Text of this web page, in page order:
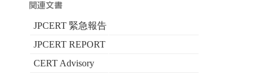
JPCERT 緊急報告
JPCERT REPORT
CERT Advisory